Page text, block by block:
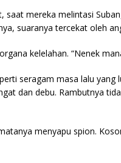
saat mereka melintasi
suaranya tercekat oleh
kelelahan. “Nenek
seragam masa lalu yang
dan debu. Rambutnya
menyapu spion.